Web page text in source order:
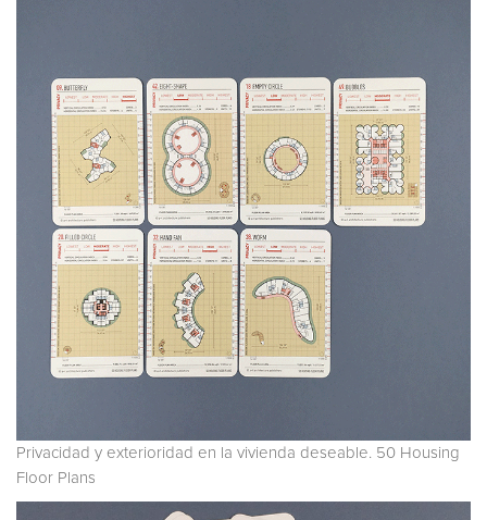
Privacidad y exterioridad en la vivienda deseable. 50 Housing
Floor Plans